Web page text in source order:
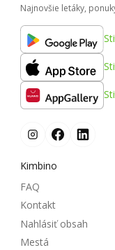
Najnovšie letáky,
Kimbino
FAQ
Kontakt
Nahlásiť obsah
Mestá